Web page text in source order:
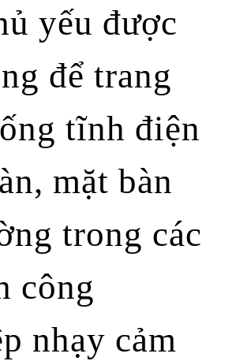
yếu được
để trang
tĩnh điện
mặt bàn
trong các
công
nhạy cảm